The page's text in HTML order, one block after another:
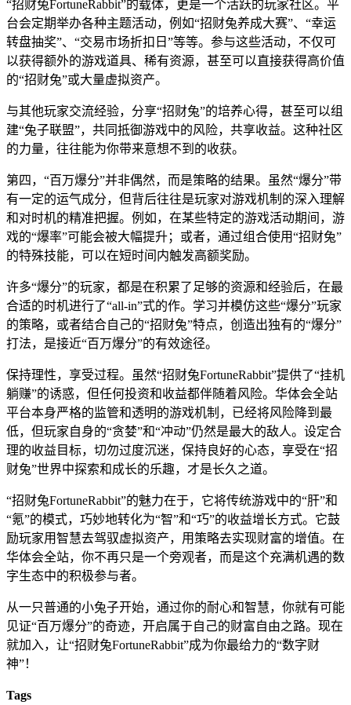
“招财兔FortuneRabbit”的载体，更是一个活跃的玩家社区。平
台会定期举办各种主题活动，例如“招财兔养成大赛”、“幸运
转盘抽奖”、“交易市场折扣日”等等。参与这些活动，不仅可
以获得额外的游戏道具、稀有资源，甚至可以直接获得高价值
的“招财兔”或大量虚拟资产。
与其他玩家交流经验，分享“招财兔”的培养心得，甚至可以组
建“兔子联盟”，共同抵御游戏中的风险，共享收益。这种社区
的力量，往往能为你带来意想不到的收获。
第四，“百万爆分”并非偶然，而是策略的结果。虽然“爆分”带
有一定的运气成分，但背后往往是玩家对游戏机制的深入理解
和对时机的精准把握。例如，在某些特定的游戏活动期间，游
戏的“爆率”可能会被大幅提升；或者，通过组合使用“招财兔”
的特殊技能，可以在短时间内触发高额奖励。
许多“爆分”的玩家，都是在积累了足够的资源和经验后，在最
合适的时机进行了“all-in”式的作。学习并模仿这些“爆分”玩家
的策略，或者结合自己的“招财兔”特点，创造出独有的“爆分”
打法，是接近“百万爆分”的有效途径。
保持理性，享受过程。虽然“招财兔FortuneRabbit”提供了“挂机
躺赚”的诱惑，但任何投资和收益都伴随着风险。华体会全站
平台本身严格的监管和透明的游戏机制，已经将风险降到最
低，但玩家自身的“贪婪”和“冲动”仍然是最大的敌人。设定合
理的收益目标，切勿过度沉迷，保持良好的心态，享受在“招
财兔”世界中探索和成长的乐趣，才是长久之道。
“招财兔FortuneRabbit”的魅力在于，它将传统游戏中的“肝”和
“氪”的模式，巧妙地转化为“智”和“巧”的收益增长方式。它鼓
励玩家用智慧去驾驭虚拟资产，用策略去实现财富的增值。在
华体会全站，你不再只是一个旁观者，而是这个充满机遇的数
字生态中的积极参与者。
从一只普通的小兔子开始，通过你的耐心和智慧，你就有可能
见证“百万爆分”的奇迹，开启属于自己的财富自由之路。现在
就加入，让“招财兔FortuneRabbit”成为你最给力的“数字财
神”！
Tags